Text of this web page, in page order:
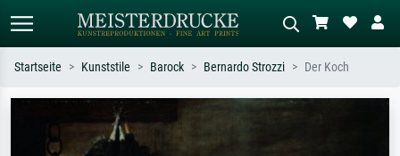
Standardsuche KI-Bildersuche
Suchen Sie nach Künstlern, Werktiteln
oder Stilen – z.B. Monet,
Startseite Kunststile Barock Bernardo Strozzi Der Koch